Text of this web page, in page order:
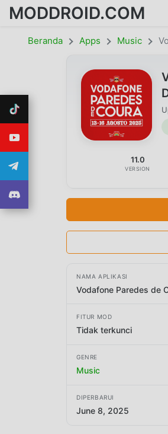
MODDROID.COM
Beranda Apps Music
11.0
VERSION
NAMA APLIKASI
Vodafone Paredes de
FITUR MOD
Tidak terkunci
GENRE
Music
DIPERBARUI
June 8, 2025